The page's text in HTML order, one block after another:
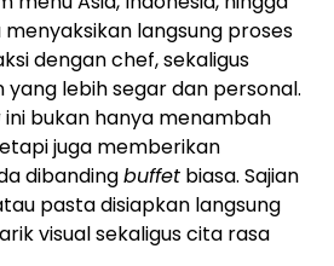
langsung proses
dengan chef, sekaligus
lebih segar dan personal.
ini bukan hanya menambah
juga memberikan
dibandingbuffet biasa. Sajian
pasta disiapkan langsung
visual sekaligus cita rasa